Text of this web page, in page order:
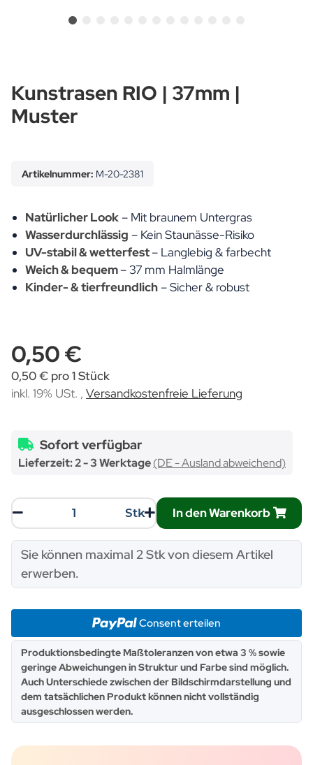
Kunstrasen RIO | 37mm |
Muster
Artikelnummer: M-20-2381
Natürlicher Look– Mit braunem Untergras
Wasserdurchlässig – Kein Staunässe-Risiko
UV-stabil & wetterfest– Langlebig & farbecht
Weich & bequem– 37 mm Halmlänge
Kinder- & tierfreundlich– Sicher & robust
0,50 €
0,50 € pro 1 Stück
inkl. 19% USt. , Versandkostenfreie Lieferung
Sofort verfügbar
Lieferzeit:2 - 3 Werktage(DE - Ausland abweichend)
Stk In den Warenkorb
x
Sie können maximal 2 Stk von diesem Artikel
erwerben.
Consent erteilen
x
Produktionsbedingte Maßtoleranzen von etwa 3 % sowie
geringe Abweichungen in Struktur und Farbe sind möglich.
Auch Unterschiede zwischen der Bildschirmdarstellung und
dem tatsächlichen Produkt können nicht vollständig
ausgeschlossen werden.